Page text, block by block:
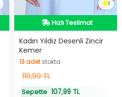
1
Hızlı Teslimat
Hızlı Teslimat
Kadın Yıldız Desenli Zincir
Kemer
13adetstokta
13adetstokta
119,99 TL
Sepette 107,99 TL